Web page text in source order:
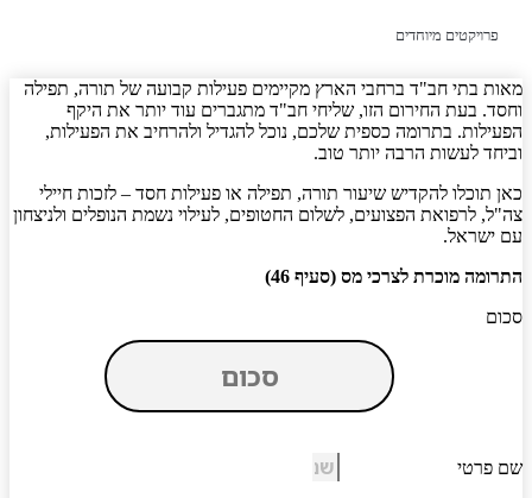
פרויקטים מיוחדים
בתי חב"ד ברחבי הארץ מקיימים פעילות קבועה של תורה, תפילה
בעת החירום הזו, שליחי חב"ד מתגברים עוד יותר את היקף
בתרומה כספית שלכם, נוכל להגדיל ולהרחיב את הפעילות,
לעשות הרבה יותר טוב.
תוכלו להקדיש שיעור תורה, תפילה או פעילות חסד – לזכות חיילי
לרפואת הפצועים, לשלום החטופים, לעילוי נשמת הנופלים ולניצחון
ישראל.
מוכרת לצרכי מס (סעיף 46)
פרטי